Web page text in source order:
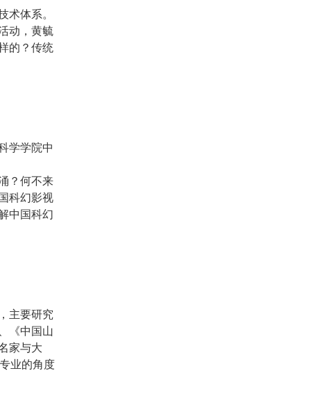
术体系。
动，黄毓
的？传统
学学院中
？何不来
科幻影视
中国科幻
主要研究
《中国山
家与大
业的角度